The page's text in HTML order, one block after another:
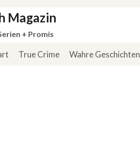
Magazin
+ Promis
True Crime Wahre Geschichten